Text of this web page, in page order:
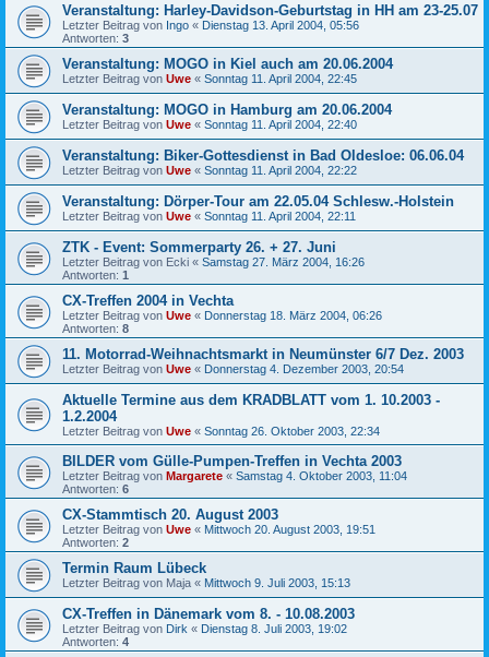
Veranstaltung: Harley-Davidson-Geburtstag in HH am 23-25.07
Letzter Beitrag von Ingo « Dienstag 13. April 2004, 05:56
Antworten: 3
Veranstaltung: MOGO in Kiel auch am 20.06.2004
Letzter Beitrag von Uwe « Sonntag 11. April 2004, 22:45
Veranstaltung: MOGO in Hamburg am 20.06.2004
Letzter Beitrag von Uwe « Sonntag 11. April 2004, 22:40
Veranstaltung: Biker-Gottesdienst in Bad Oldesloe: 06.06.04
Letzter Beitrag von Uwe « Sonntag 11. April 2004, 22:22
Veranstaltung: Dörper-Tour am 22.05.04 Schlesw.-Holstein
Letzter Beitrag von Uwe « Sonntag 11. April 2004, 22:11
ZTK - Event: Sommerparty 26. + 27. Juni
Letzter Beitrag von Ecki « Samstag 27. März 2004, 16:26
Antworten: 1
CX-Treffen 2004 in Vechta
Letzter Beitrag von Uwe « Donnerstag 18. März 2004, 06:26
Antworten: 8
11. Motorrad-Weihnachtsmarkt in Neumünster 6/7 Dez. 2003
Letzter Beitrag von Uwe « Donnerstag 4. Dezember 2003, 20:54
Aktuelle Termine aus dem KRADBLATT vom 1. 10.2003 -
1.2.2004
Letzter Beitrag von Uwe « Sonntag 26. Oktober 2003, 22:34
BILDER vom Gülle-Pumpen-Treffen in Vechta 2003
Letzter Beitrag von Margarete « Samstag 4. Oktober 2003, 11:04
Antworten: 6
CX-Stammtisch 20. August 2003
Letzter Beitrag von Uwe « Mittwoch 20. August 2003, 19:51
Antworten: 2
Termin Raum Lübeck
Letzter Beitrag von Maja « Mittwoch 9. Juli 2003, 15:13
CX-Treffen in Dänemark vom 8. - 10.08.2003
Letzter Beitrag von Dirk « Dienstag 8. Juli 2003, 19:02
Antworten: 4